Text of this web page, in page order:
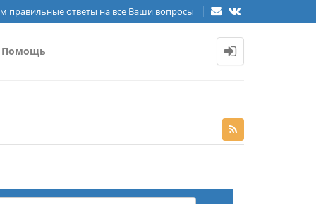
правильные ответы на все Ваши вопросы
Помощь